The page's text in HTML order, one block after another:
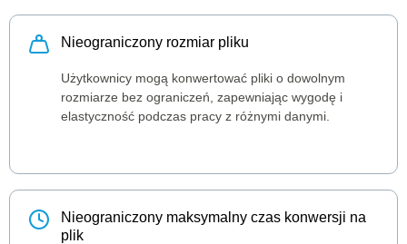
Nieograniczony rozmiar pliku
Użytkownicy mogą konwertować pliki o dowolnym
rozmiarze bez ograniczeń, zapewniając wygodę i
elastyczność podczas pracy z różnymi danymi.
Nieograniczony maksymalny czas konwersji na
plik